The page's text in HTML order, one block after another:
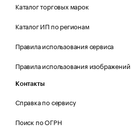
Каталог торговых марок
Каталог ИП по регионам
Правила использования сервиса
Правила использования изображений
Контакты
Справка по сервису
Поиск по ОГРН